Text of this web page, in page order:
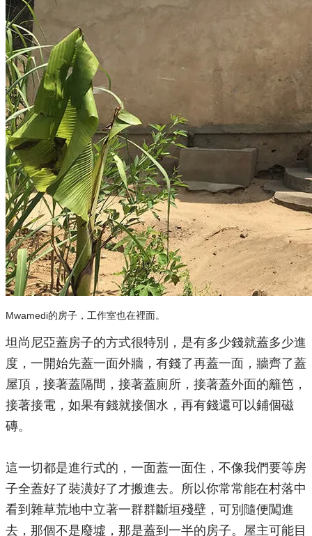
Mwamedi的房子，工作室也在裡面。
坦尚尼亞蓋房子的方式很特別，是有多少錢就蓋多少進
度，一開始先蓋一面外牆，有錢了再蓋一面，牆齊了蓋
屋頂，接著蓋隔間，接著蓋廁所，接著蓋外面的籬笆，
接著接電，如果有錢就接個水，再有錢還可以鋪個磁
磚。
​這一切都是進行式的，一面蓋一面住，不像我們要等房
子全蓋好了裝潢好了才搬進去。所以你常常能在村落中
看到雜草荒地中立著一群群斷垣殘壁，可別隨便闖進
去，那個不是廢墟，那是蓋到一半的房子。屋主可能目